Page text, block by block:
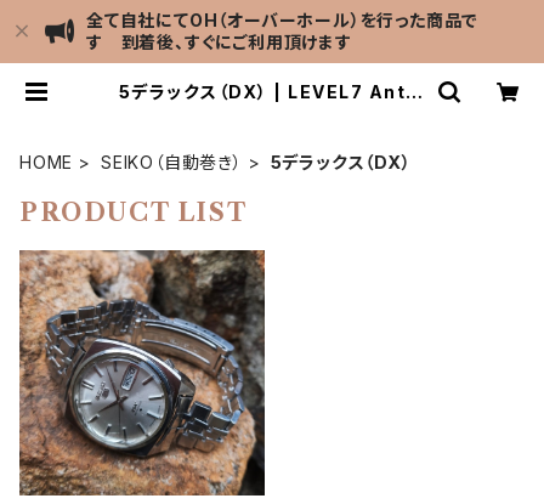
全て自社にてOH（オーバーホール）を行った商品で
す 到着後、すぐにご利用頂けます
5デラックス（DX） | LEVEL7 Antiq
HOME SEIKO（自動巻き） 5デラックス（DX）
PRODUCT LIST